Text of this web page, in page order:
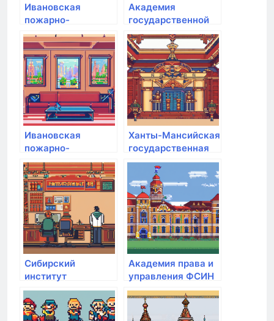
Ивановская
пожарно-
спасательная
академия ГПС МЧС
России
Академия
государственной
противопожарной
службы МЧС
России
Ивановская
пожарно-
спасательная
академия
государственной
противопожарной
службы МЧС
России
Ханты-Мансийская
государственная
медицинская
академия
Сибирский
институт
традиционного
прикладного
искусства
Академия права и
управления ФСИН